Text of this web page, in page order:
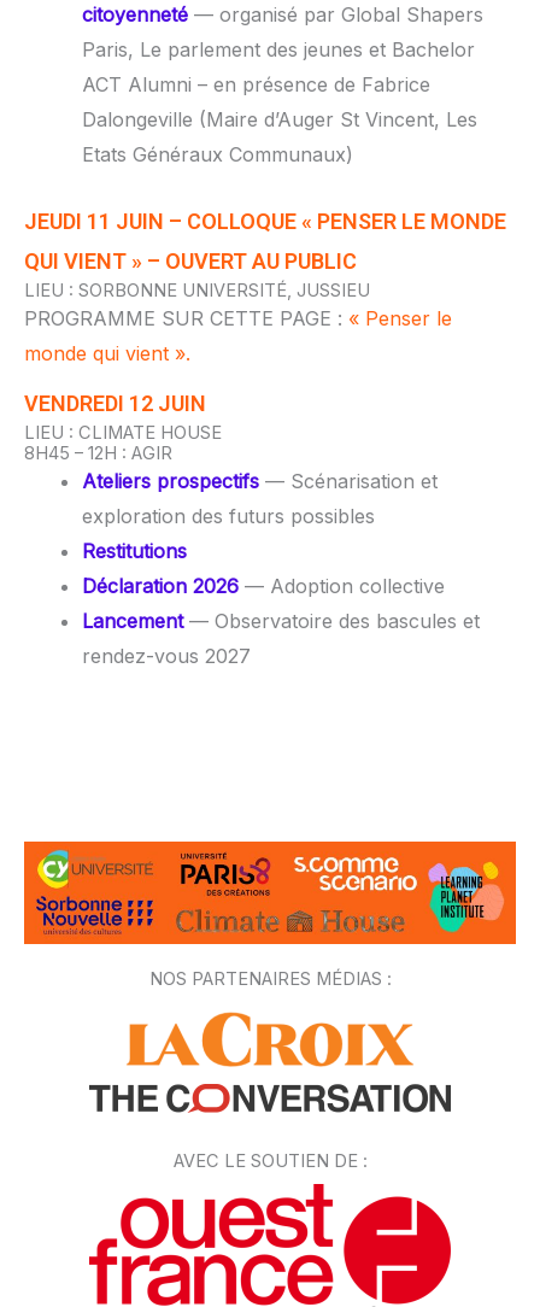
citoyenneté — organisé par Global Shapers
Paris, Le parlement des jeunes et Bachelor
ACT Alumni – en présence de Fabrice
Dalongeville (Maire d’Auger St Vincent, Les
Etats Généraux Communaux)
JEUDI 11 JUIN – COLLOQUE « PENSER LE MONDE
QUI VIENT » – OUVERT AU PUBLIC
LIEU : SORBONNE UNIVERSITÉ, JUSSIEU
PROGRAMME SUR CETTE PAGE : « Penser le
monde qui vient ».
VENDREDI 12 JUIN
LIEU : CLIMATE HOUSE
8H45 – 12H : AGIR
Ateliers prospectifs — Scénarisation et
exploration des futurs possibles
Restitutions
Déclaration 2026 — Adoption collective
Lancement— Observatoire des bascules et
rendez-vous 2027
NOS PARTENAIRES MÉDIAS :
AVEC LE SOUTIEN DE :